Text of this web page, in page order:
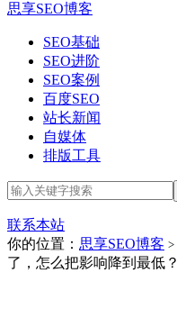
思享SEO博客
SEO基础
SEO进阶
SEO案例
百度SEO
站长新闻
自媒体
排版工具
联系本站
你的位置： 思享SEO博客 >
了，怎么把影响降到最低？